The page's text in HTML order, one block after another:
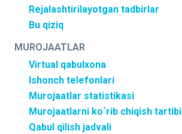
Rejalashtirilayotgan tadbirlar
Bu qiziq
MUROJAATLAR
Virtual qabulxona
Ishonch telefonlari
Murojaatlar statistikasi
Murojaatlarni ko`rib chiqish tartibi
Qabul qilish jadvali